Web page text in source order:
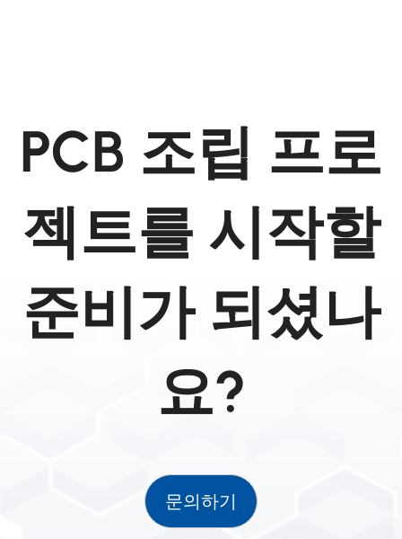
PCB 조립 프로
젝트를 시작할
준비가 되셨나
요?
문의하기